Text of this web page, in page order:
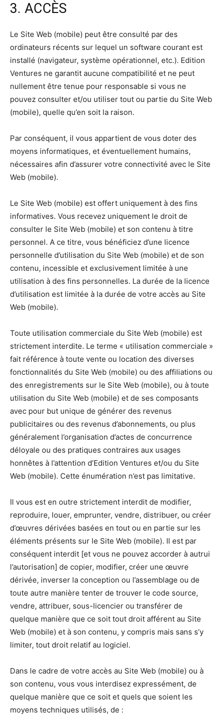
3. ACCÈS
Le Site Web (mobile) peut être consulté par des
ordinateurs récents sur lequel un software courant est
installé (navigateur, système opérationnel, etc.). Edition
Ventures ne garantit aucune compatibilité et ne peut
nullement être tenue pour responsable si vous ne
pouvez consulter et/ou utiliser tout ou partie du Site Web
(mobile), quelle qu’en soit la raison.
Par conséquent, il vous appartient de vous doter des
moyens informatiques, et éventuellement humains,
nécessaires afin d’assurer votre connectivité avec le Site
Web (mobile).
Le Site Web (mobile) est offert uniquement à des fins
informatives. Vous recevez uniquement le droit de
consulter le Site Web (mobile) et son contenu à titre
personnel. A ce titre, vous bénéficiez d’une licence
personnelle d’utilisation du Site Web (mobile) et de son
contenu, incessible et exclusivement limitée à une
utilisation à des fins personnelles. La durée de la licence
d’utilisation est limitée à la durée de votre accès au Site
Web (mobile).
Toute utilisation commerciale du Site Web (mobile) est
strictement interdite. Le terme « utilisation commerciale »
fait référence à toute vente ou location des diverses
fonctionnalités du Site Web (mobile) ou des affiliations ou
des enregistrements sur le Site Web (mobile), ou à toute
utilisation du Site Web (mobile) et de ses composants
avec pour but unique de générer des revenus
publicitaires ou des revenus d’abonnements, ou plus
généralement l’organisation d’actes de concurrence
déloyale ou des pratiques contraires aux usages
honnêtes à l’attention d’Edition Ventures et/ou du Site
Web (mobile). Cette énumération n’est pas limitative.
Il vous est en outre strictement interdit de modifier,
reproduire, louer, emprunter, vendre, distribuer, ou créer
d’œuvres dérivées basées en tout ou en partie sur les
éléments présents sur le Site Web (mobile). Il est par
conséquent interdit [et vous ne pouvez accorder à autrui
l’autorisation] de copier, modifier, créer une œuvre
dérivée, inverser la conception ou l’assemblage ou de
toute autre manière tenter de trouver le code source,
vendre, attribuer, sous-licencier ou transférer de
quelque manière que ce soit tout droit afférent au Site
Web (mobile) et à son contenu, y compris mais sans s’y
limiter, tout droit relatif au logiciel.
Dans le cadre de votre accès au Site Web (mobile) ou à
son contenu, vous vous interdisez expressément, de
quelque manière que ce soit et quels que soient les
moyens techniques utilisés, de :